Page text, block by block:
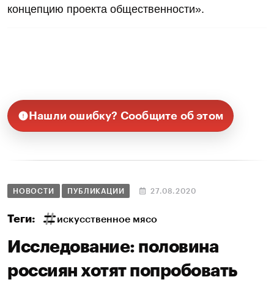
концепцию проекта общественности».
Нашли ошибку? Сообщите об этом
НОВОСТИ ПУБЛИКАЦИИ 27.08.2020
Теги: искусственное мясо
Исследование: половина
россиян хотят попробовать